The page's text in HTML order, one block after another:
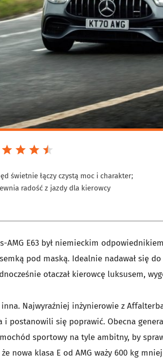
świetnie łączy czystą moc i charakter;
radość z jazdy dla kierowcy
AMG E63 był niemieckim
pod maską. Idealnie nadawał się
otaczał kierowcę luksusem,
Najwyraźniej inżynierowie z
i postanowili się poprawić. Obecna
sportowy na tyle ambitny, by
nowa klasa E od AMG waży 600 kg